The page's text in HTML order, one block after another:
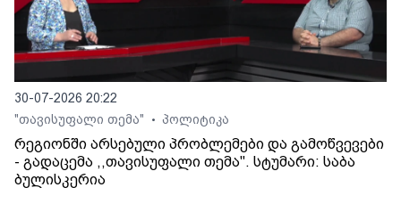
30-07-2026 20:22
"თავისუფალი თემა"
• პოლიტიკა
რეგიონში არსებული პრობლემები და გამოწვევები
- გადაცემა ,,თავისუფალი თემა". სტუმარი: საბა
ბულისკერია